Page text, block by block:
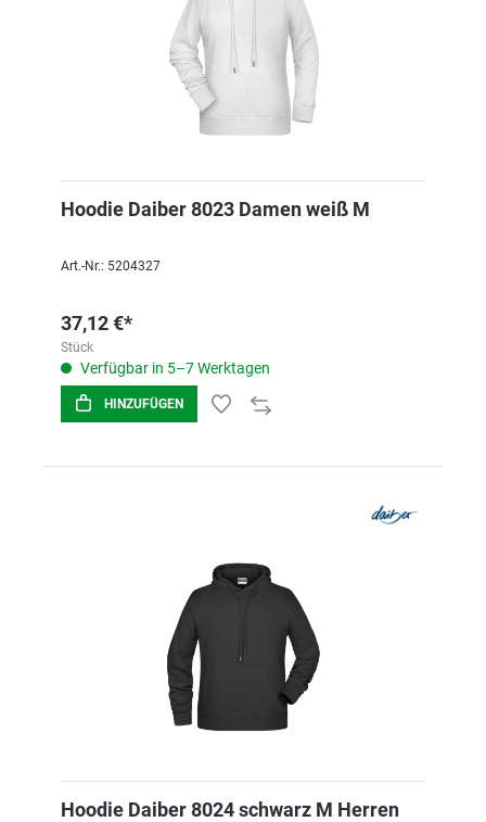
Hoodie Daiber 8023 Damen weiß M
Art.-Nr.: 5204327
37,12 €*
Stück
Verfügbar in 5–7 Werktagen
HINZUFÜGEN
Hoodie Daiber 8024 schwarz M Herren